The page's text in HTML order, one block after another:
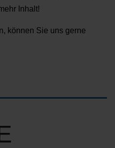
Inhalt!
können Sie uns gerne